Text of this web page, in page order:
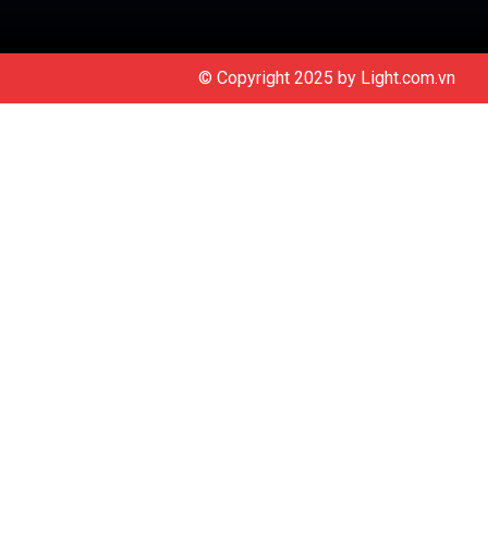
© Copyright 2025 by Light.com.vn